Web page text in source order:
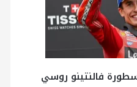
فالنتينو روسي